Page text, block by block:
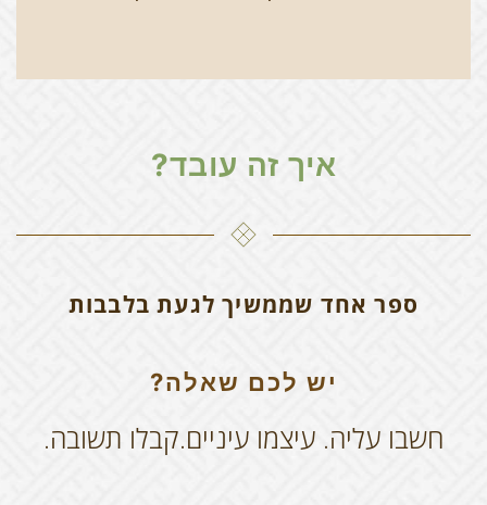
איך זה עובד?
ספר אחד שממשיך לגעת בלבבות
יש לכם שאלה?
חשבו עליה. עיצמו עיניים.קבלו תשובה.